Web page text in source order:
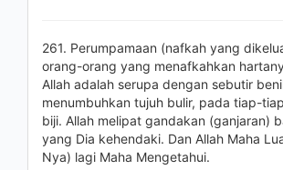
261. Perumpamaan (nafkah yang
orang-orang yang menafkahkan
Allah adalah serupa dengan sebutir
menumbuhkan tujuh bulir, pada tiap-
biji. Allah melipat gandakan (ganjaran)
yang Dia kehendaki. Dan Allah Maha
Nya) lagi Maha Mengetahui.